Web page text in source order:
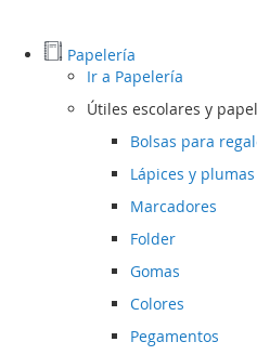
Papelería
Ir a Papelería
Útiles escolares y
Bolsas para
Lápices y plumas
Marcadores
Folder
Gomas
Colores
Pegamentos